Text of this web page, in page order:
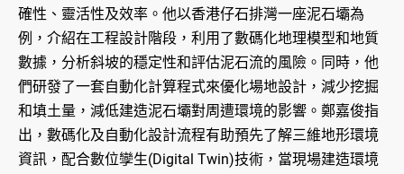
確性、靈活性及效率。他以香港仔石排灣一座泥石壩為
例，介紹在工程設計階段，利用了數碼化地理模型和地質
數據，分析斜坡的穩定性和評估泥石流的風險。同時，他
們研發了一套自動化計算程式來優化場地設計，減少挖掘
和填土量，減低建造泥石壩對周遭環境的影響。鄭嘉俊指
出，數碼化及自動化設計流程有助預先了解三維地形環境
資訊，配合數位孿生(Digital Twin)技術，當現場建造環境